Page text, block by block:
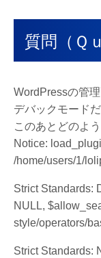
質問（Ｑ
WordPressの管
デバックモード
このあとどのよ
Notice:
/home/users/1/
Strict Standards:
NULL,
style/operators/
Strict Standards: